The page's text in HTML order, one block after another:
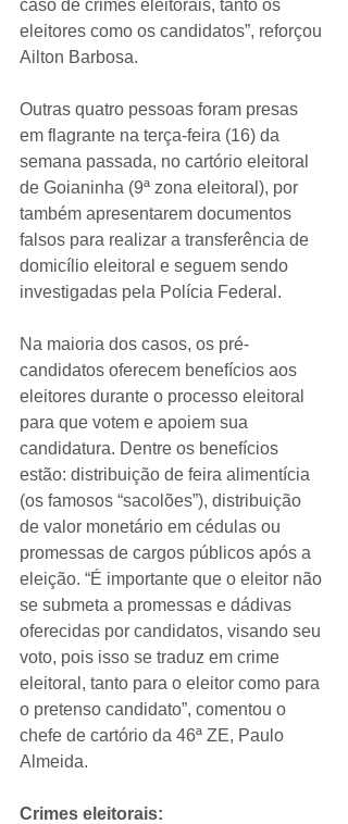
caso de crimes eleitorais, tanto os
eleitores como os candidatos”, reforçou
Ailton Barbosa.
Outras quatro pessoas foram presas
em flagrante na terça-feira (16) da
semana passada, no cartório eleitoral
de Goianinha (9ª zona eleitoral), por
também apresentarem documentos
falsos para realizar a transferência de
domicílio eleitoral e seguem sendo
investigadas pela Polícia Federal.
Na maioria dos casos, os pré-
candidatos oferecem benefícios aos
eleitores durante o processo eleitoral
para que votem e apoiem sua
candidatura. Dentre os benefícios
estão: distribuição de feira alimentícia
(os famosos “sacolões”), distribuição
de valor monetário em cédulas ou
promessas de cargos públicos após a
eleição. “É importante que o eleitor não
se submeta a promessas e dádivas
oferecidas por candidatos, visando seu
voto, pois isso se traduz em crime
eleitoral, tanto para o eleitor como para
o pretenso candidato”, comentou o
chefe de cartório da 46ª ZE, Paulo
Almeida.
Crimes eleitorais: